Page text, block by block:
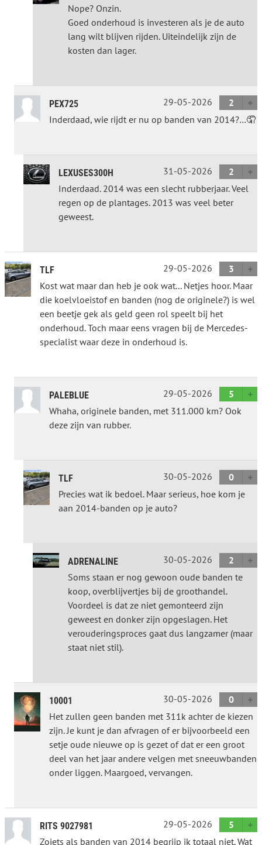
Nope? Onzin.
Goed onderhoud is investeren als je de auto
lang wilt blijven rijden. Uiteindelijk zijn de
kosten dan lager.
PEX725 29-05-2026
2
Inderdaad, wie rijdt er nu op banden van 2014?…🤦
LEXUSES300H 31-05-2026
2
Inderdaad. 2014 was een slecht rubberjaar. Veel
regen op de plantages. 2013 was veel beter
geweest.
TLF 29-05-2026
3
Kost wat maar dan heb je ook wat... Netjes hoor. Maar
die koelvloeistof en banden (nog de originele?) is wel
een beetje gek als geld geen rol speelt bij het
onderhoud. Toch maar eens vragen bij de Mercedes-
specialist waar deze in onderhoud is.
PALEBLUE 29-05-2026
5
Whaha, originele banden, met 311.000 km? Ook
deze zijn van rubber.
TLF 30-05-2026
0
Precies wat ik bedoel. Maar serieus, hoe kom je
aan 2014-banden op je auto?
ADRENALINE 30-05-2026
2
Soms staan er nog gewoon oude banden te
koop, overblijvertjes bij de groothandel.
Voordeel is dat ze niet gemonteerd zijn
geweest en donker zijn opgeslagen. Het
verouderingsproces gaat dus langzamer (maar
staat niet stil).
10001 30-05-2026
0
Het zullen geen banden met 311k achter de kiezen
zijn. Je kunt je dan afvragen of er bijvoorbeeld een
setje oude nieuwe op is gezet of dat er een groot
deel van het jaar andere velgen met sneeuwbanden
onder liggen. Maargoed, vervangen.
RITS 9027981 29-05-2026
5
Zoiets als banden van 2014 begrijp ik totaal niet. Wat